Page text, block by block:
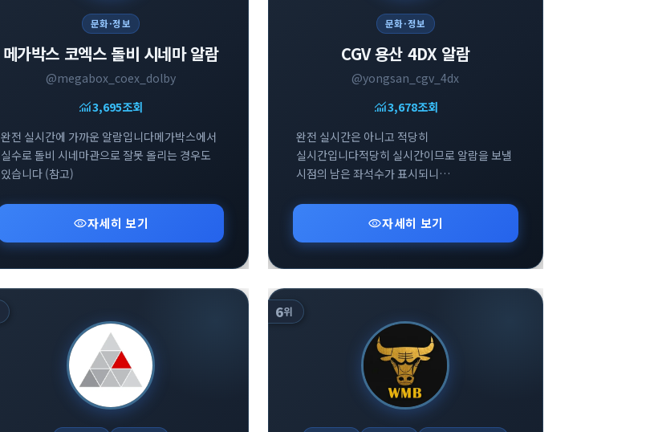
문화·정보
메가박스 코엑스 돌비 시네마 알람
@megabox_coex_dolby
monitoring3,695조회
완전 실시간에 가까운 알람입니다메가박스에서
실수로 돌비 시네마관으로 잘못 올리는 경우도
있습니다 (참고)
visibility자세히 보기
문화·정보
CGV 용산 4DX 알람
@yongsan_cgv_4dx
monitoring3,678조회
완전 실시간은 아니고 적당히
실시간입니다적당히 실시간이므로 알람을 보낼
시점의 남은 좌석수가 표시되니
visibility자세히 보기
6위